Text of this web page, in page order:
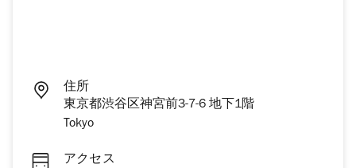
住所
東京都渋谷区神宮前3-7-6 地下1階
Tokyo
アクセス